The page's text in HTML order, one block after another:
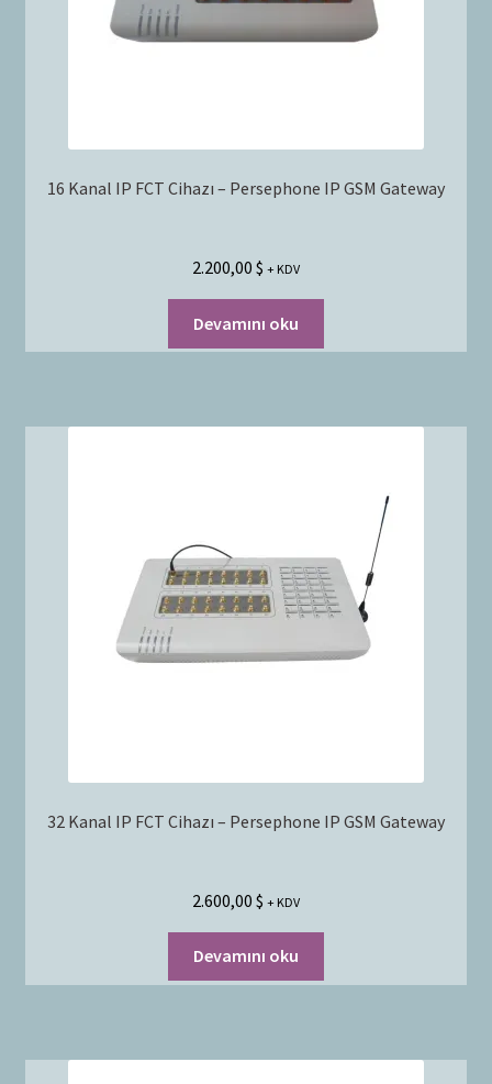
16 Kanal IP FCT Cihazı – Persephone IP GSM Gateway
2.200,00 $ + KDV
Devamını oku
32 Kanal IP FCT Cihazı – Persephone IP GSM Gateway
2.600,00 $ + KDV
Devamını oku